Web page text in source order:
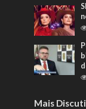
Mais